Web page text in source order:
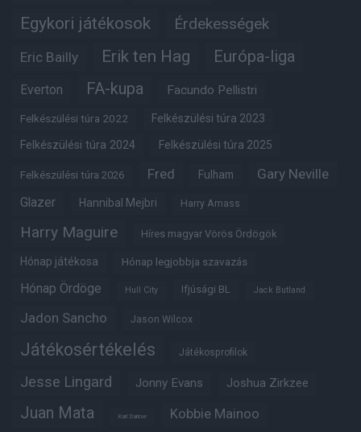
Egykori játékosok Érdekességek
Eric Bailly Erik ten Hag Európa-liga
Everton FA-kupa Facundo Pellistri
Felkészülési túra 2022 Felkészülési túra 2023
Felkészülési túra 2024 Felkészülési túra 2025
Felkészülési túra 2026 Fred Fulham Gary Neville
Glazer Hannibal Mejbri Harry Amass
Harry Maguire Híres magyar Vörös Ördögök
Hónap játékosa Hónap legjobbja szavazás
Hónap Ördöge Hull City Ifjúsági BL Jack Butland
Jadon Sancho Jason Wilcox
Játékosértékelés Játékosprofilok
Jesse Lingard Jonny Evans Joshua Zirkzee
Juan Mata Karl Darlow Kobbie Mainoo